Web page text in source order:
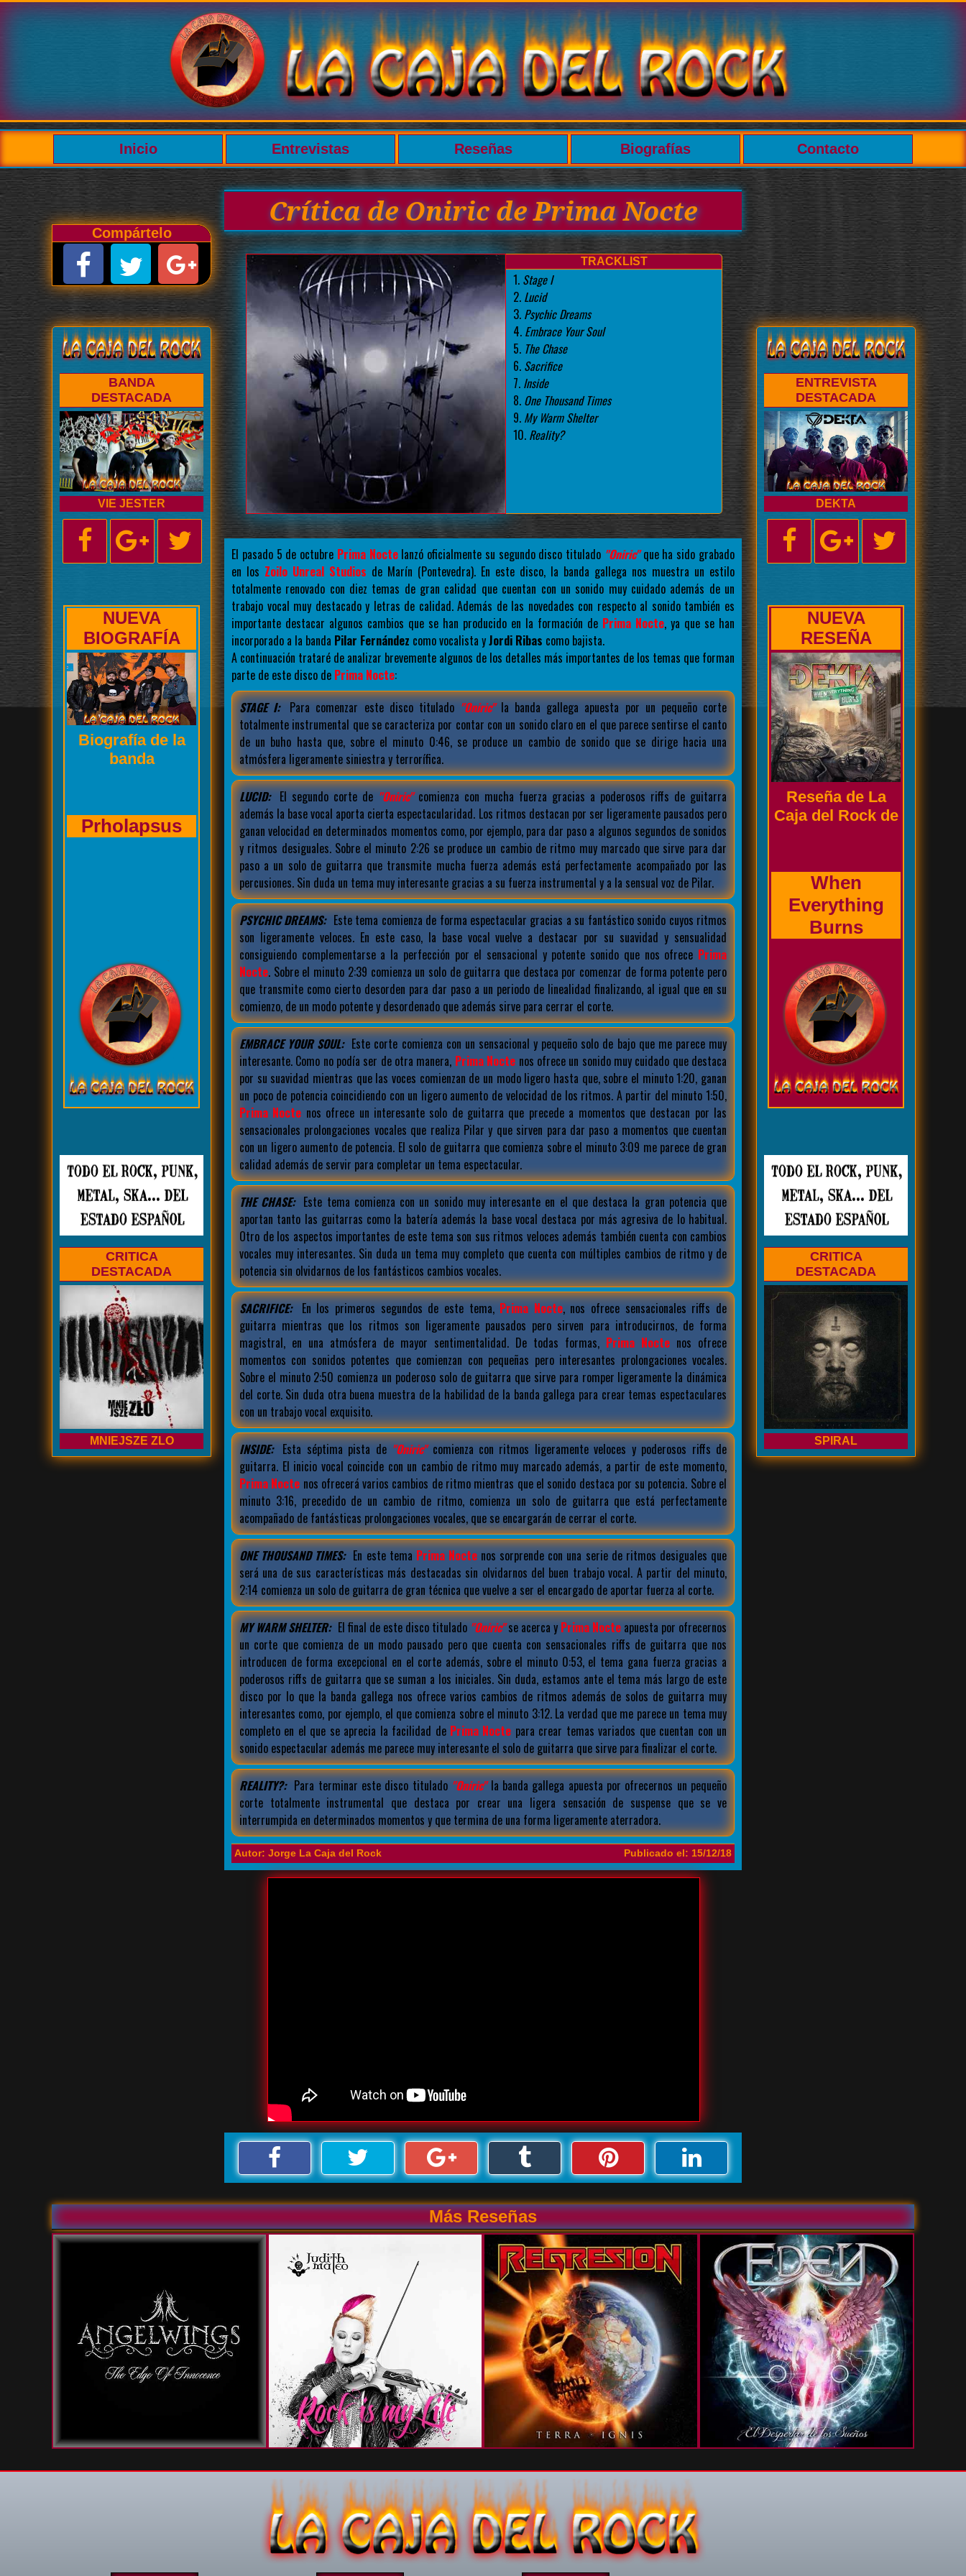
Inicio Entrevistas Reseñas Biografías Contacto
BANDA
DESTACADA
VIE JESTER
NUEVA
ENTREVISTA
Entrevista de La
Caja del Rock a
Kasuales
CRITICA
DESTACADA
MNIEJSZE ZLO
ENTREVISTA
DESTACADA
DEKTA
NUEVA
BIOGRAFÍA
Biografía de la
banda
Prholapsus
CRITICA
DESTACADA
SPIRAL
Crítica de Oniric de Prima Nocte
Compártelo
TRACKLIST
1. Stage I
2. Lucid
3. Psychic Dreams
4. Embrace Your Soul
5. The Chase
6. Sacrifice
7. Inside
8. One Thousand Times
9. My Warm Shelter
10. Reality?
El pasado 5 de octubre Prima Noctelanzó oficialmente su segundo disco titulado "Oniric"que ha sido grabado
en los Zoilo Unreal Studios de Marín (Pontevedra). En este disco, la banda gallega nos muestra un estilo
totalmente renovado con diez temas de gran calidad que cuentan con un sonido muy cuidado además de un
trabajo vocal muy destacado y letras de calidad. Además de las novedades con respecto al sonido también es
importante destacar algunos cambios que se han producido en la formación de Prima Nocte, ya que se han
incorporado a la banda Pilar Fernández como vocalista yJordi Ribas como bajista.
A continuación trataré de analizar brevemente algunos de los detalles más importantes de los temas que forman
parte de este disco de Prima Nocte:
STAGE I:
Para comenzar este disco titulado "Oniric"la banda gallega apuesta por un pequeño corte
totalmente instrumental que se caracteriza por contar con un sonido claro en el que parece sentirse el canto
de un buho hasta que, sobre el minuto 0:46, se produce un cambio de sonido que se dirige hacia una
atmósfera ligeramente siniestra y terrorífica.
LUCID: El segundo corte de "Oniric"comienza con mucha fuerza gracias a poderosos riffs de guitarra
además la base vocal aporta cierta espectacularidad. Los ritmos destacan por ser ligeramente pausados pero
ganan velocidad en determinados momentos como, por ejemplo, para dar paso a algunos segundos de sonidos
y ritmos desiguales. Sobre el minuto 2:26 se produce un cambio de ritmo muy marcado que sirve para dar
paso a un solo de guitarra que transmite mucha fuerza además está perfectamente acompañado por las
percusiones. Sin duda un tema muy interesante gracias a su fuerza instrumental y a la sensual voz de Pilar.
PSYCHIC DREAMS: Este tema comienza de forma espectacular gracias a su fantástico sonido cuyos ritmos
son ligeramente veloces. En este caso, la base vocal vuelve a destacar por su suavidad y sensualidad
consiguiendo complementarse a la perfección por el sensacional y potente sonido que nos ofrece Prima
Nocte. Sobre el minuto 2:39 comienza un solo de guitarra que destaca por comenzar de forma potente pero
que transmite como cierto desorden para dar paso a un periodo de linealidad finalizando, al igual que en su
comienzo, de un modo potente y desordenado que además sirve para cerrar el corte.
EMBRACE YOUR SOUL: Este corte comienza con un sensacional y pequeño solo de bajo que me parece muy
interesante. Como no podía ser de otra manera, Prima Nocte nos ofrece un sonido muy cuidado que destaca
por su suavidad mientras que las voces comienzan de un modo ligero hasta que, sobre el minuto 1:20, ganan
un poco de potencia coincidiendo con un ligero aumento de velocidad de los ritmos. A partir del minuto 1:50,
Prima Nocte nos ofrece un interesante solo de guitarra que precede a momentos que destacan por las
sensacionales prolongaciones vocales que realiza Pilar y que sirven para dar paso a momentos que cuentan
con un ligero aumento de potencia. El solo de guitarra que comienza sobre el minuto 3:09 me parece de gran
calidad además de servir para completar un tema espectacular.
THE CHASE: Este tema comienza con un sonido muy interesante en el que destaca la gran potencia que
aportan tanto las guitarras como la batería además la base vocal destaca por más agresiva de lo habitual.
Otro de los aspectos importantes de este tema son sus ritmos veloces además también cuenta con cambios
vocales muy interesantes. Sin duda un tema muy completo que cuenta con múltiples cambios de ritmo y de
potencia sin olvidarnos de los fantásticos cambios vocales.
SACRIFICE: En los primeros segundos de este tema, Prima Nocte, nos ofrece sensacionales riffs de
guitarra mientras que los ritmos son ligeramente pausados pero sirven para introducirnos, de forma
magistral, en una atmósfera de mayor sentimentalidad. De todas formas, Prima Nocte nos ofrece
momentos con sonidos potentes que comienzan con pequeñas pero interesantes prolongaciones vocales.
Sobre el minuto 2:50 comienza un poderoso solo de guitarra que sirve para romper ligeramente la dinámica
del corte. Sin duda otra buena muestra de la habilidad de la banda gallega para crear temas espectaculares
con un trabajo vocal exquisito.
INSIDE: Esta séptima pista de "Oniric"comienza con ritmos ligeramente veloces y poderosos riffs de
guitarra. El inicio vocal coincide con un cambio de ritmo muy marcado además, a partir de este momento,
Prima Nocte nos ofrecerá varios cambios de ritmo mientras que el sonido destaca por su potencia. Sobre el
minuto 3:16, precedido de un cambio de ritmo, comienza un solo de guitarra que está perfectamente
acompañado de fantásticas prolongaciones vocales, que se encargarán de cerrar el corte.
ONE THOUSAND TIMES: En este tema Prima Noctenos sorprende con una serie de ritmos desiguales que
será una de sus características más destacadas sin olvidarnos del buen trabajo vocal. A partir del minuto,
2:14 comienza un solo de guitarra de gran técnica que vuelve a ser el encargado de aportar fuerza al corte.
MY WARM SHELTER: El final de este disco titulado "Oniric"se acerca y Prima Nocte apuesta por ofrecernos
un corte que comienza de un modo pausado pero que cuenta con sensacionales riffs de guitarra que nos
introducen de forma excepcional en el corte además, sobre el minuto 0:53, el tema gana fuerza gracias a
poderosos riffs de guitarra que se suman a los iniciales. Sin duda, estamos ante el tema más largo de este
disco por lo que la banda gallega nos ofrece varios cambios de ritmos además de solos de guitarra muy
interesantes como, por ejemplo, el que comienza sobre el minuto 3:12. La verdad que me parece un tema muy
completo en el que se aprecia la facilidad de Prima Nocte para crear temas variados que cuentan con un
sonido espectacular además me parece muy interesante el solo de guitarra que sirve para finalizar el corte.
REALITY?: Para terminar este disco titulado "Oniric"la banda gallega apuesta por ofrecernos un pequeño
corte totalmente instrumental que destaca por crear una ligera sensación de suspense que se ve
interrumpida en determinados momentos y que termina de una forma ligeramente aterradora.
Autor: Jorge La Caja del Rock Publicado el: 15/12/18
Más Reseñas